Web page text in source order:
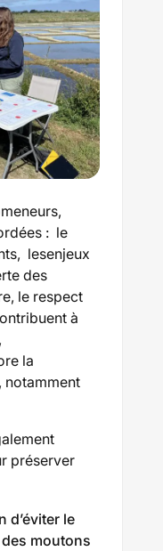
: le
lesenjeux
des
le respect
à
la
notamment
préserver
d’éviter le
moutons